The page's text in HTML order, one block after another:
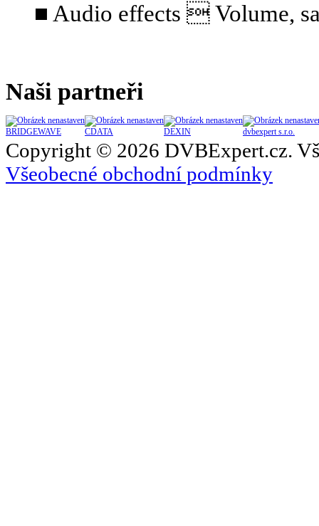
■ Audio effects  Volume,
Naši partneři
BRIDGEWAVE CDATA DEXIN dvbexpert s.r.o.
Copyright © 2026 DVBExpert.cz.
Všeobecné obchodní podmínky